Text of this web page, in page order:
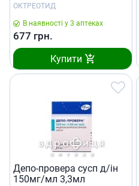
ОКТРЕОТИД
В наявності у 3 аптеках
677 грн.
Купити
Депо-провера сусп д/iн
150мг/мл 3,3мл